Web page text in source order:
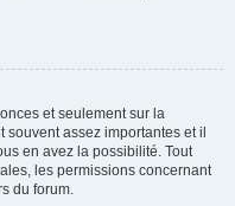
et seulement sur la
assez importantes et il
en avez la possibilité. Tout
les permissions concernant
du forum.